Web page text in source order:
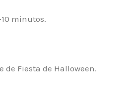
minutos.
de Fiesta de Halloween.